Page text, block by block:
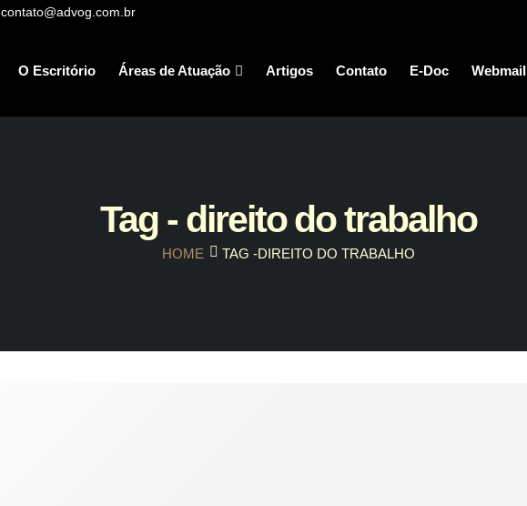
contato@advog.com.br
O Escritório Áreas de Atuação Artigos Contato E-Doc Webmail
Tag - direito do trabalho
HOME TAG -DIREITO DO TRABALHO